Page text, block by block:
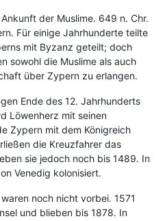
der Muslime. 649 n. Chr.
Für einige Jahrhunderte teilte
mit Byzanz geteilt; doch
sowohl die Muslime als auch
über Zypern zu erlangen.
Ende des 12. Jahrhunderts
Löwenherz mit seinen
Zypern mit dem Königreich
die Kreuzfahrer das
sie jedoch noch bis 1489. In
Venedig kolonisiert.
noch nicht vorbei. 1571
und blieben bis 1878. In